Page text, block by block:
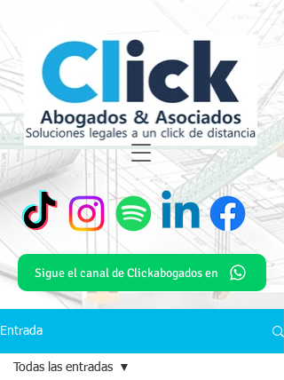
Sigue el canal de Clickabogados en
Entrada
Todas las entradas